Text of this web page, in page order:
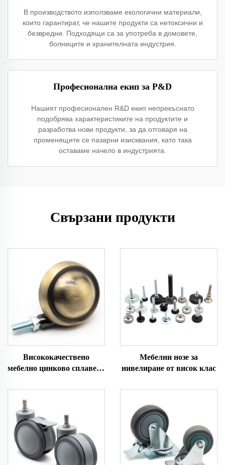
В производството използваме екологични материали,
които гарантират, че нашите продукти са нетоксични и
безвредни. Подходящи са за употреба в домовете,
болниците и хранителната индустрия.
Професионална екип за Р&D
Нашият професионален R&D екип непрекъснато
подобрява характеристиките на продуктите и
разработва нови продукти, за да отговаря на
променящите се пазарни изисквания, като така
оставаме начело в индустрията.
Свързани продукти
Висококачествено
мебелно цинково сплавено
Мебелни нозе за
нивелиране от висок клас